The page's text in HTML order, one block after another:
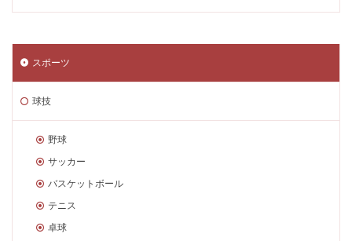
スポーツ
球技
野球
サッカー
バスケットボール
テニス
卓球